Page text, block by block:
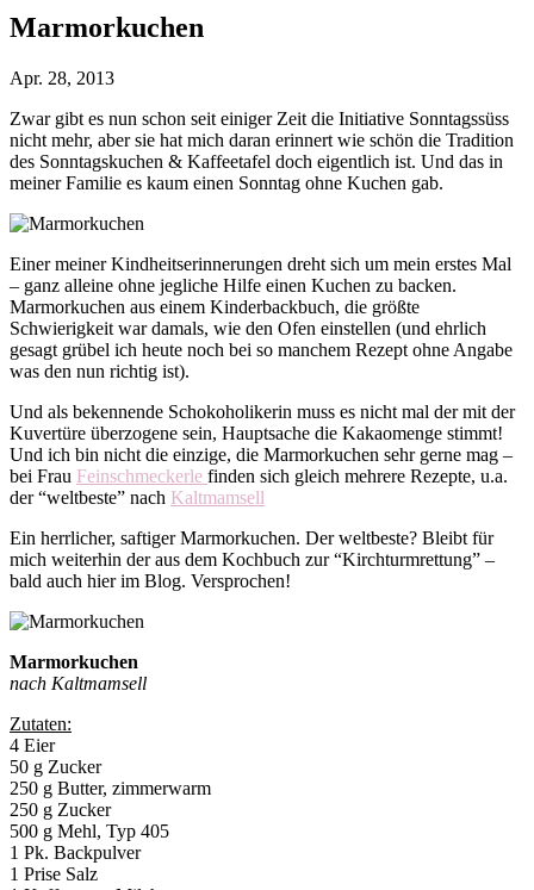
Marmorkuchen
Apr. 28, 2013
Zwar gibt es nun schon seit einiger Zeit die Initiative Sonntagssüss
nicht mehr, aber sie hat mich daran erinnert wie schön die Tradition
des Sonntagskuchen & Kaffeetafel doch eigentlich ist. Und das in
meiner Familie es kaum einen Sonntag ohne Kuchen gab.
Einer meiner Kindheitserinnerungen dreht sich um mein erstes Mal
– ganz alleine ohne jegliche Hilfe einen Kuchen zu backen.
Marmorkuchen aus einem Kinderbackbuch, die größte
Schwierigkeit war damals, wie den Ofen einstellen (und ehrlich
gesagt grübel ich heute noch bei so manchem Rezept ohne Angabe
was den nun richtig ist).
Und als bekennende Schokoholikerin muss es nicht mal der mit der
Kuvertüre überzogene sein, Hauptsache die Kakaomenge stimmt!
Und ich bin nicht die einzige, die Marmorkuchen sehr gerne mag –
bei Frau Feinschmeckerle finden sich gleich mehrere Rezepte, u.a.
der “weltbeste” nach Kaltmamsell
Ein herrlicher, saftiger Marmorkuchen. Der weltbeste? Bleibt für
mich weiterhin der aus dem Kochbuch zur “Kirchturmrettung” –
bald auch hier im Blog. Versprochen!
Marmorkuchen
nach Kaltmamsell
Zutaten:
4 Eier
50 g Zucker
250 g Butter, zimmerwarm
250 g Zucker
500 g Mehl, Typ 405
1 Pk. Backpulver
1 Prise Salz